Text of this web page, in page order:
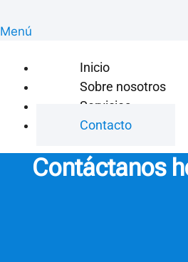
Menú
Inicio
Sobre nosotros
Servicios
Contacto
Contáctanos